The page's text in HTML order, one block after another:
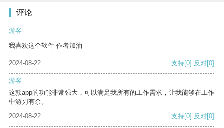
评论
游客
我喜欢这个软件 作者加油
2024-08-22 支持[0] 反对[0]
游客
这款app的功能非常强大，可以满足我所有的工作需求，让我能够在工作
中游刃有余。
2024-08-22
支持[0] 反对[0]